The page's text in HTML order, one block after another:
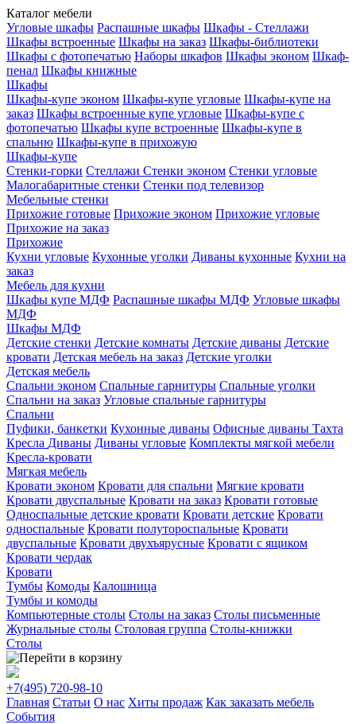
Каталог мебели
Угловые шкафы Распашные шкафы Шкафы - Стеллажи
Шкафы встроенные Шкафы на заказ Шкафы-библиотеки
Шкафы с фотопечатью Наборы шкафов Шкафы эконом Шкаф-
пенал Шкафы книжные
Шкафы
Шкафы-купе эконом Шкафы-купе угловые Шкафы-купе на
заказ Шкафы встроенные купе угловые Шкафы-купе с
фотопечатью Шкафы купе встроенные Шкафы-купе в
спальню Шкафы-купе в прихожую
Шкафы-купе
Стенки-горки Стеллажи Стенки эконом Стенки угловые
Малогабаритные стенки Стенки под телевизор
Мебельные стенки
Прихожие готовые Прихожие эконом Прихожие угловые
Прихожие на заказ
Прихожие
Кухни угловые Кухонные уголки Диваны кухонные Кухни на
заказ
Мебель для кухни
Шкафы купе МДФ Распашные шкафы МДФ Угловые шкафы
МДФ
Шкафы МДФ
Детские стенки Детские комнаты Детские диваны Детские
кровати Детская мебель на заказ Детские уголки
Детская мебель
Спальни эконом Спальные гарнитуры Спальные уголки
Спальни на заказ Угловые спальные гарнитуры
Спальни
Пуфики, банкетки Кухонные диваны Офисные диваны Тахта
Кресла Диваны Диваны угловые Комплекты мягкой мебели
Кресла-кровати
Мягкая мебель
Кровати эконом Кровати для спальни Мягкие кровати
Кровати двуспальные Кровати на заказ Кровати готовые
Односпальные детские кровати Кровати детские Кровати
односпальные Кровати полутороспальные Кровати
двуспальные Кровати двухъярусные Кровати с ящиком
Кровати чердак
Кровати
Тумбы Комоды Калошница
Тумбы и комоды
Компьютерные столы Столы на заказ Столы письменные
Журнальные столы Столовая группа Столы-книжки
Столы
+7(495) 720-98-10
Главная Статьи О нас Хиты продаж Как заказать мебель
События